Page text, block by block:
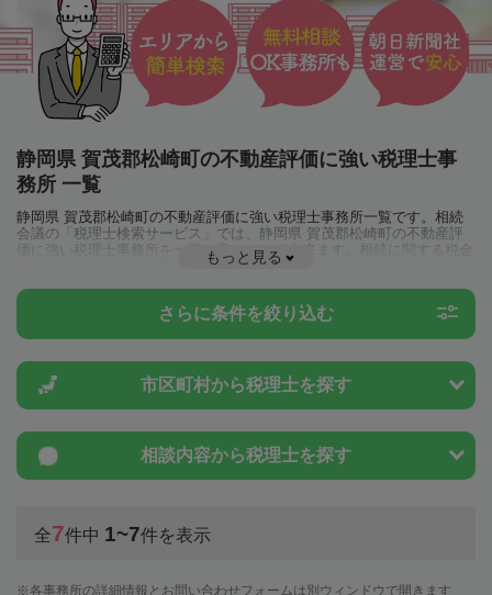
静岡県 賀茂郡松崎町の不動産評価に強い税理士事
務所 一覧
静岡県 賀茂郡松崎町の不動産評価に強い税理士事務所一覧です。相続
会議の「税理士検索サービス」では、静岡県 賀茂郡松崎町の不動産評
価に強い税理士事務所を一覧で見ることが出来ます。相続に関する税金
や特例制度のことは一度近隣の税理士に相談してみましょう。
もっと見る
さらに条件を絞り込む
市区町村から税理士を探す
相談内容から税理士を探す
全7件中 1~7件を表示
各事務所の詳細情報とお問い合わせフォームは別ウィンドウで開きます